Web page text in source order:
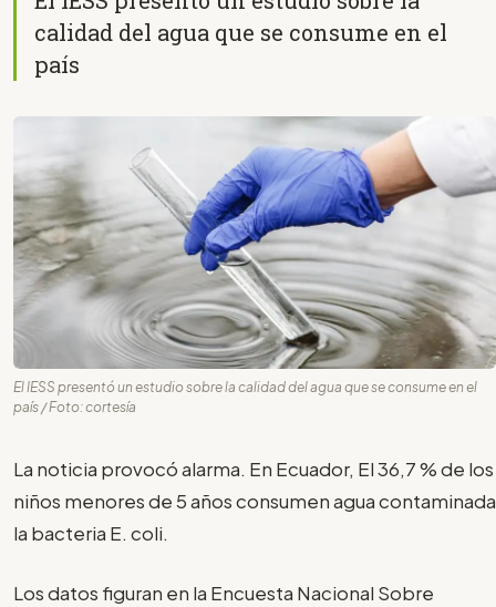
calidad del agua que se consume en el
país
El IESS presentó un estudio sobre la calidad del agua que se consume en el
país / Foto: cortesía
La noticia provocó alarma. En Ecuador, El 36,7 % de los
niños menores de 5 años consumen agua contaminada
la bacteria E. coli.
Los datos figuran en la Encuesta Nacional Sobre